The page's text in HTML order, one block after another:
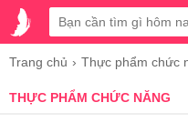
Trang chủ Thực phẩm chức
THỰC PHẨM CHỨC NĂNG